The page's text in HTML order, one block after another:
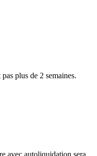
plus de 2 semaines.
avec autoliquidation sera